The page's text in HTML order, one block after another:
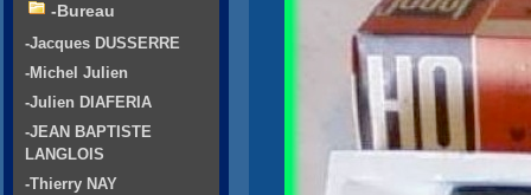
-Bureau
-Jacques DUSSERRE
-Michel Julien
-Julien DIAFERIA
-JEAN BAPTISTE
LANGLOIS
-Thierry NAY